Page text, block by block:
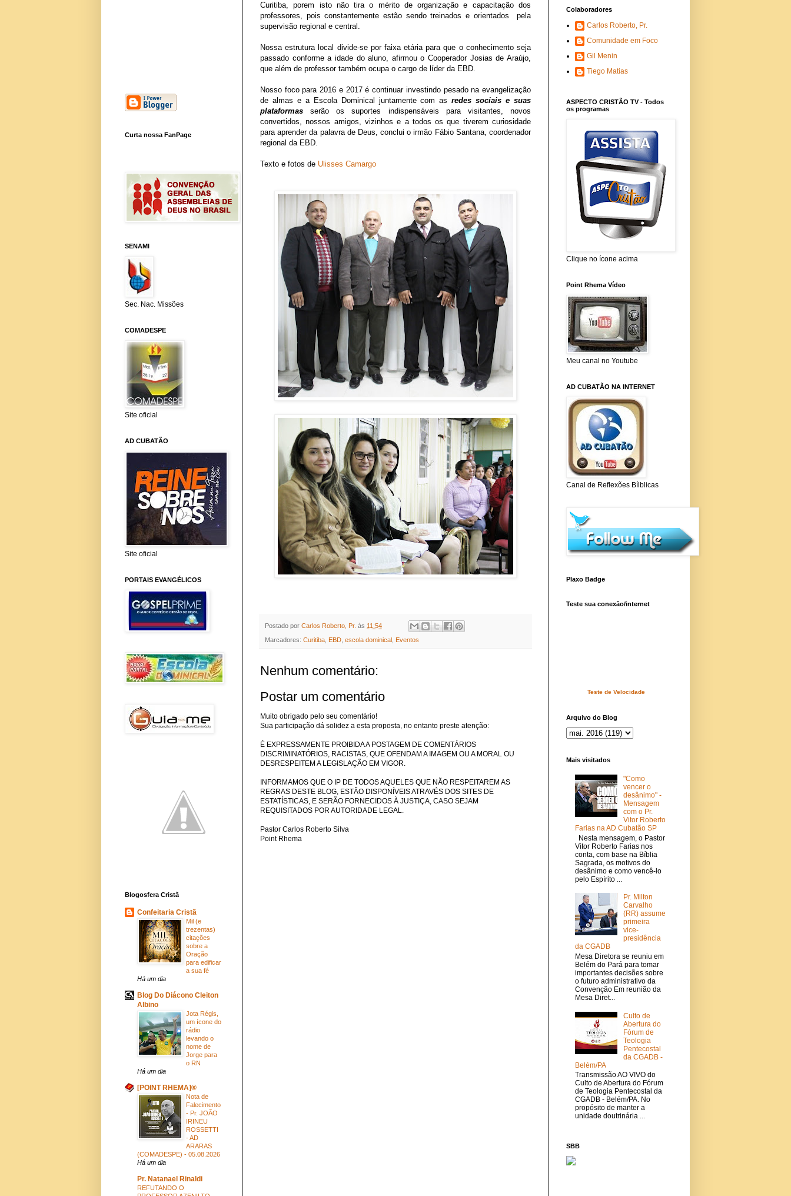
Curitiba, porem isto não tira o mérito de organização e capacitação dos
professores, pois constantemente estão sendo treinados e orientados pela
supervisão regional e central.
Nossa estrutura local divide-se por faixa etária para que o conhecimento seja
passado conforme a idade do aluno, afirmou o Cooperador Josias de Araújo,
que além de professor também ocupa o cargo de líder da EBD.
Nosso foco para 2016 e 2017 é continuar investindo pesado na evangelização
de almas e a Escola Dominical juntamente com asredes sociais e suas
plataformas serão os suportes indispensáveis para visitantes, novos
convertidos, nossos amigos, vizinhos e a todos os que tiverem curiosidade
para aprender da palavra de Deus, conclui o irmão Fábio Santana, coordenador
regional da EBD.
Texto e fotos de Ulisses Camargo
Postado por Carlos Roberto, Pr. às 11:54
Marcadores: Curitiba EBD escola dominical Eventos
Nenhum comentário:
Postar um comentário
Muito obrigado pelo seu comentário!
Sua participação dá solidez a esta proposta, no entanto preste atenção:
É EXPRESSAMENTE PROIBIDA A POSTAGEM DE COMENTÁRIOS
DISCRIMINATÓRIOS, RACISTAS, QUE OFENDAM A IMAGEM OU A MORAL OU
DESRESPEITEM A LEGISLAÇÃO EM VIGOR.
INFORMAMOS QUE O IP DE TODOS AQUELES QUE NÃO RESPEITAREM AS
REGRAS DESTE BLOG, ESTÃO DISPONÍVEIS ATRAVÉS DOS SITES DE
ESTATÍSTICAS, E SERÃO FORNECIDOS À JUSTIÇA, CASO SEJAM
REQUISITADOS POR AUTORIDADE LEGAL.
Pastor Carlos Roberto Silva
Point Rhema
Curta nossa FanPage
SENAMI
Sec. Nac. Missões
COMADESPE
Site oficial
AD CUBATÃO
Site oficial
PORTAIS EVANGÉLICOS
Blogosfera Cristã
Confeitaria Cristã
Mil (e
trezentas)
citações
sobre a
Oração
para edificar
a sua fé
Há um dia
Blog Do Diácono Cleiton
Albino
Jota Régis,
um ícone do
rádio
levando o
nome de
Jorge para
o RN
Há um dia
[POINT RHEMA]®
Nota de
Falecimento
- Pr. JOÃO
IRINEU
ROSSETTI
- AD
ARARAS
(COMADESPE) - 05.08.2026
Há um dia
Pr. Natanael Rinaldi
REFUTANDO O
Colaboradores
Carlos Roberto, Pr.
Comunidade em Foco
Gil Menin
Tiego Matias
ASPECTO CRISTÃO TV - Todos
os programas
Clique no ícone acima
Point Rhema Vídeo
Meu canal no Youtube
AD CUBATÃO NA INTERNET
Canal de Reflexões Bílblicas
Plaxo Badge
Teste sua conexão/internet
Teste de Velocidade
Arquivo do Blog
Mais visitados
"Como
vencer o
desânimo" -
Mensagem
com o Pr.
Vitor Roberto
Farias na AD Cubatão SP
Nesta mensagem, o Pastor
Vitor Roberto Farias nos
conta, com base na Bíblia
Sagrada, os motivos do
desânimo e como vencê-lo
pelo Espírito ...
Pr. Milton
Carvalho
(RR) assume
primeira
vice-
presidência
da CGADB
Mesa Diretora se reuniu em
Belém do Pará para tomar
importantes decisões sobre
o futuro administrativo da
Convenção Em reunião da
Mesa Diret...
Culto de
Abertura do
Fórum de
Teologia
Pentecostal
da CGADB -
Belém/PA
Transmissão AO VIVO do
Culto de Abertura do Fórum
de Teologia Pentecostal da
CGADB - Belém/PA. No
propósito de manter a
unidade doutrinária ...
SBB